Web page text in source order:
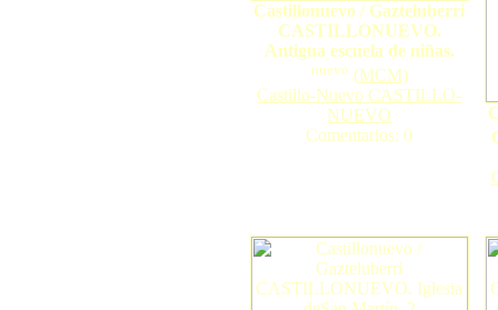
Castillonuevo / Gazteluberri
CASTILLONUEVO.
Antigua escuela de niñas.
nuevo (MCM)
Castillo-Nuevo CASTILLO-
NUEVO
Comentarios: 0